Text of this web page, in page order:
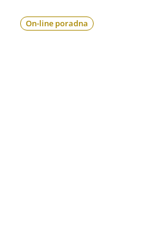
On-line poradna